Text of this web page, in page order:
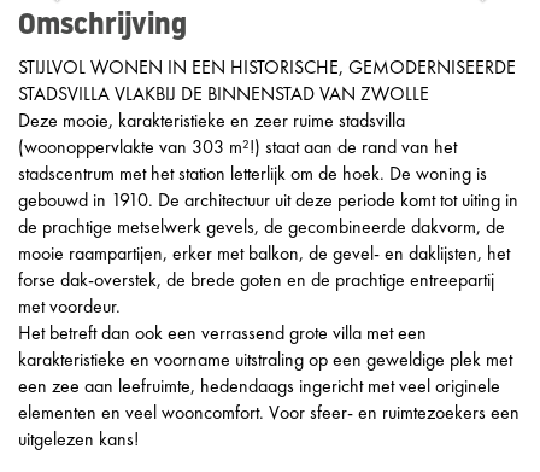
Omschrijving
STIJLVOL WONEN IN EEN HISTORISCHE, GEMODERNISEERDE
STADSVILLA VLAKBIJ DE BINNENSTAD VAN ZWOLLE
Deze mooie, karakteristieke en zeer ruime stadsvilla
(woonoppervlakte van 303 m²!) staat aan de rand van het
stadscentrum met het station letterlijk om de hoek. De woning is
gebouwd in 1910. De architectuur uit deze periode komt tot uiting in
de prachtige metselwerk gevels, de gecombineerde dakvorm, de
mooie raampartijen, erker met balkon, de gevel- en daklijsten, het
forse dak-overstek, de brede goten en de prachtige entreepartij
met voordeur.
Het betreft dan ook een verrassend grote villa met een
karakteristieke en voorname uitstraling op een geweldige plek met
een zee aan leefruimte, hedendaags ingericht met veel originele
elementen en veel wooncomfort. Voor sfeer- en ruimtezoekers een
uitgelezen kans!